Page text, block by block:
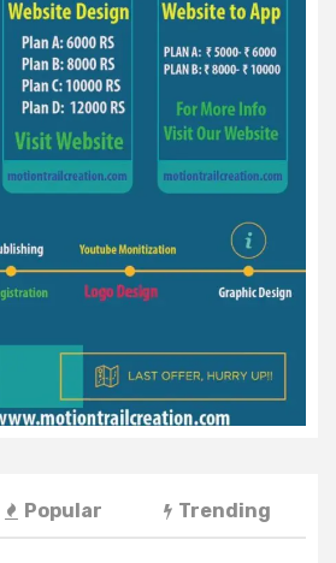
Popular Trending